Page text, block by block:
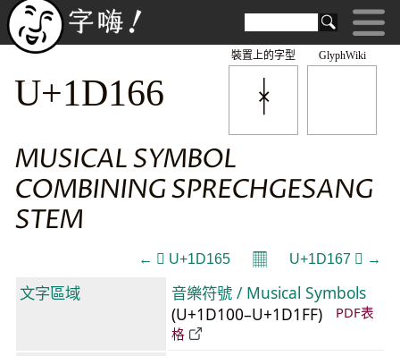
GlyphWiki
裝置上的字型
U+1D166
MUSICAL SYMBOL
COMBINING SPRECHGESANG
STEM
← 𝅥 U+1D165 𝄜 U+1D167 𝅧 →
文字區域
音樂符號 / Musical Symbols
(U+1D100–U+1D1FF)
PDF表
格